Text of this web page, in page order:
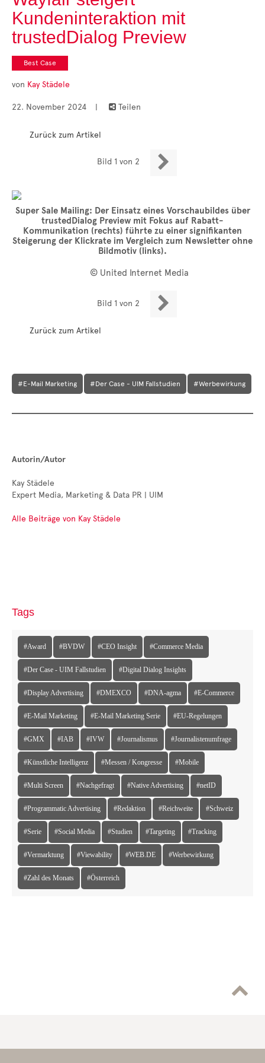
Cases
• Themen-Serien
• Kurzinterviews
Kundeninteraktion mit
trustedDialog Preview
Best Case
von Kay Städele
22. November 2024 |  Teilen
Zurück zum Artikel
Bild 1 von 2 
Super Sale Mailing: Der Einsatz eines Vorschaubildes über
trustedDialog Preview mit Fokus auf Rabatt-
Kommunikation (rechts) führte zu einer signifikanten
Steigerung der Klickrate im Vergleich zum Newsletter ohne
Bildmotiv (links).
© United Internet Media
Bild 1 von 2 
Zurück zum Artikel
#E-Mail Marketing #Der Case - UIM Fallstudien #Werbewirkung
Autorin/Autor
Kay Städele
Expert Media, Marketing & Data PR | UIM
Alle Beiträge von Kay Städele
Tags
#Award #BVDW #CEO Insight #Commerce Media
#Der Case - UIM Fallstudien #Digital Dialog Insights
#Display Advertising #DMEXCO #DNA-agma #E-Commerce
#E-Mail Marketing #E-Mail Marketing Serie #EU-Regelungen
#GMX #IAB #IVW #Journalismus #Journalistenumfrage
#Künstliche Intelligenz #Messen / Kongresse #Mobile
#Multi Screen #Nachgefragt #Native Advertising #netID
#Programmatic Advertising #Redaktion #Reichweite #Schweiz
#Serie #Social Media #Studien #Targeting #Tracking
#Vermarktung #Viewability #WEB.DE #Werbewirkung
#Zahl des Monats #Österreich
